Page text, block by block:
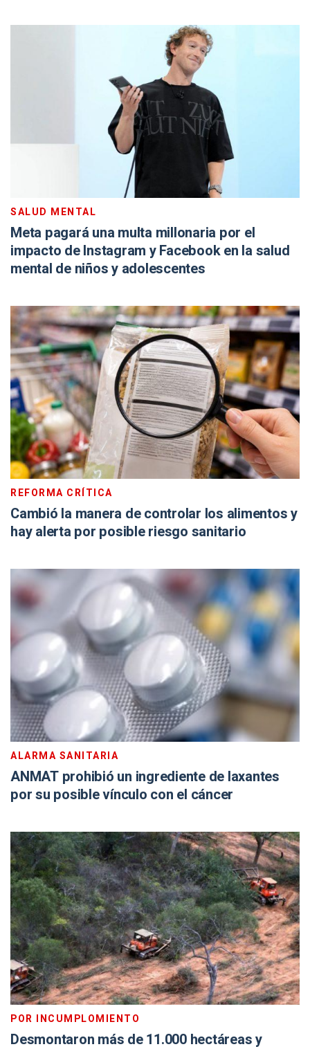
SALUD MENTAL
Meta pagará una multa millonaria por el
impacto de Instagram y Facebook en la salud
mental de niños y adolescentes
REFORMA CRÍTICA
Cambió la manera de controlar los alimentos y
hay alerta por posible riesgo sanitario
ALARMA SANITARIA
ANMAT prohibió un ingrediente de laxantes
por su posible vínculo con el cáncer
POR INCUMPLOMIENTO
Desmontaron más de 11.000 hectáreas y